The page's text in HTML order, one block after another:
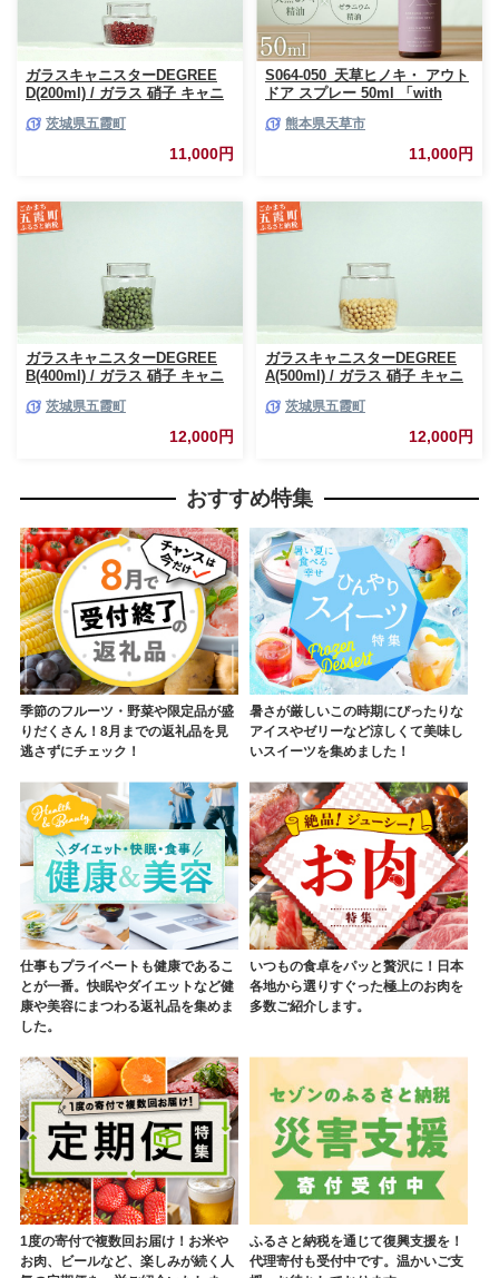
ガラスキャニスターDEGREE
D(200ml) / ガラス 硝子 キャニ
耐熱 一生もの 職人 こだわり
JIDA デザインミュージアムセ
レクション 茨城県 五霞町
茨城県五霞町
11,000円
S064-050_天草ヒノキ・ アウト
ドア スプレー 50ml 「with
熊本県天草市
11,000円
ガラスキャニスターDEGREE
B(400ml) / ガラス 硝子 キャニ
耐熱 一生もの 職人 こだわり
JIDA デザインミュージアムセ
レクション 茨城県 五霞町
茨城県五霞町
12,000円
ガラスキャニスターDEGREE
A(500ml) / ガラス 硝子 キャニ
耐熱 一生もの 職人 こだわり
JIDA デザインミュージアムセ
レクション 茨城県 五霞町
茨城県五霞町
12,000円
おすすめ特集
季節のフルーツ・野菜や限定品が盛
りだくさん！8月までの返礼品を見
逃さずにチェック！
暑さが厳しいこの時期にぴったりな
アイスやゼリーなど涼しくて美味し
いスイーツを集めました！
仕事もプライベートも健康であるこ
とが一番。快眠やダイエットなど健
康や美容にまつわる返礼品を集めま
した。
いつもの食卓をパッと贅沢に！日本
各地から選りすぐった極上のお肉を
多数ご紹介します。
1度の寄付で複数回お届け！お米や
お肉、ビールなど、楽しみが続く人
ふるさと納税を通じて復興支援を！
代理寄付も受付中です。温かいご支